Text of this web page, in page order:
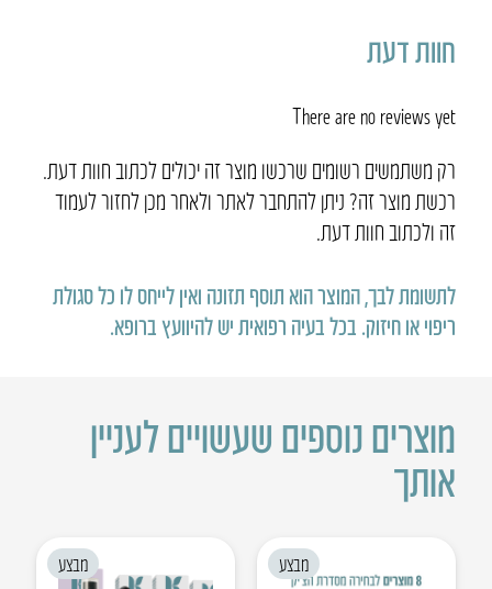
חוות דעת
There are no reviews yet
רק משתמשים רשומים שרכשו מוצר זה יכולים לכתוב חוות דעת.
רכשת מוצר זה? ניתן להתחבר לאתר ולאחר מכן לחזור לעמוד
זה ולכתוב חוות דעת.
לתשומת לבך, המוצר הוא תוסף תזונה ואין לייחס לו כל סגולת
ריפוי או חיזוק. בכל בעיה רפואית יש להיוועץ ברופא.
מוצרים נוספים שעשויים לעניין
אותך
מבצע מבצע